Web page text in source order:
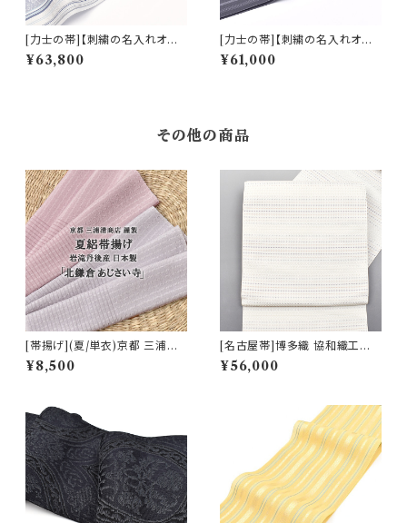
[力士の帯]【刺繍の名入れオプ
ション有】博多帯 黒木織物 謹製
小唐花 正絹 日本製 力士用 角
¥63,800
[力士の帯]【刺繍の名入れオプ
ション有】博多帯(夏用) 黒木織
物 謹製 紗献上『鳩羽鼠』金印
¥61,000
その他の商品
[帯揚げ](夏/単衣)京都 三浦清
商店 謹製『北鎌倉 あじさい寺』
岩滝丹後ちりめん(商品番号:20
¥8,500
[名古屋帯]博多織 協和織工場
謹製 駒格子段色紋様 八寸帯 正
絹 日本製(商品番号:22098)
¥56,000